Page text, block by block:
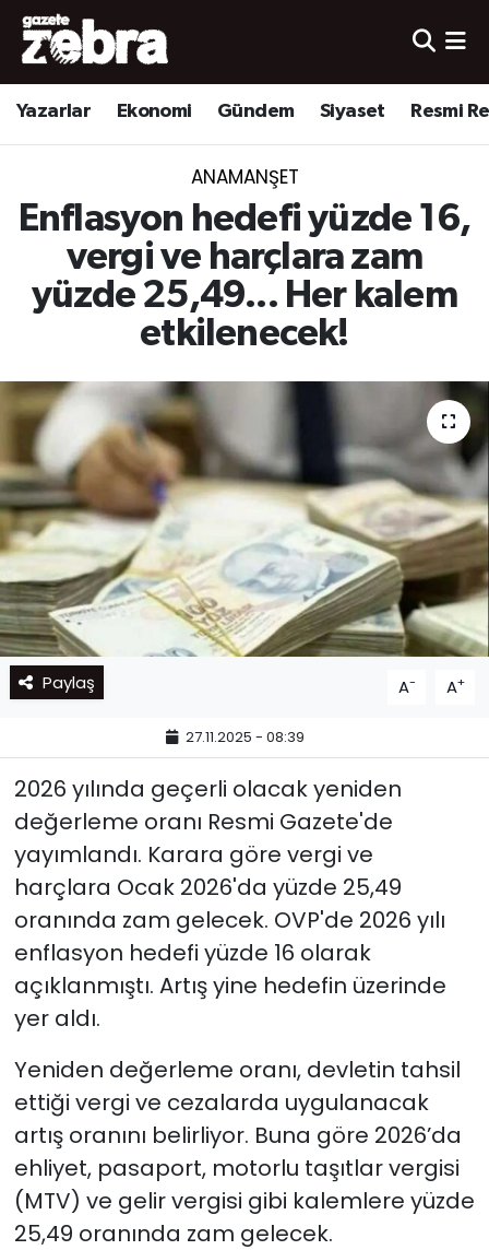
Yazarlar Ekonomi Gündem Siyaset Resmi
ANAMANŞET
Enflasyon hedefi yüzde 16,
vergi ve harçlara zam
yüzde 25,49... Her kalem
etkilenecek!
Paylaş A- A+
27.11.2025 - 08:39
2026 yılında geçerli olacak yeniden
değerleme oranı Resmi Gazete'de
yayımlandı. Karara göre vergi ve
harçlara Ocak 2026'da yüzde 25,49
oranında zam gelecek. OVP'de 2026 yılı
enflasyon hedefi yüzde 16 olarak
açıklanmıştı. Artış yine hedefin üzerinde
yer aldı.
Yeniden değerleme oranı, devletin tahsil
ettiği vergi ve cezalarda uygulanacak
artış oranını belirliyor. Buna göre 2026’da
ehliyet, pasaport, motorlu taşıtlar vergisi
(MTV) ve gelir vergisi gibi kalemlere yüzde
25,49 oranında zam gelecek.
Yazarlar
Ekonomi
Yerel
Spor
Nöbetçi Eczaneler
Hava Durumu
Süper Lig Puan Durumu ve Fikstür
Tüm Manşetler
Haber Arşivi